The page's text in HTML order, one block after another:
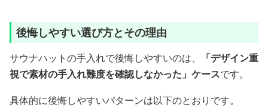
後悔しやすい選び方とその理由
サウナハットの手入れで後悔しやすいのは、
「デザイン重
視で素材の手入れ難度を確認しなかった」ケースです。
具体的に後悔しやすいパターンは以下のとおりです。